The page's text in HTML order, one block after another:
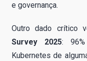
e governança.
Outro dado crítico
Survey 2025:
Kubernetes de